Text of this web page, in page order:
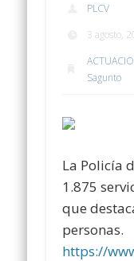
PLCV
3 agosto,
Sagunto
La Policía
1.875
que
personas.
https://